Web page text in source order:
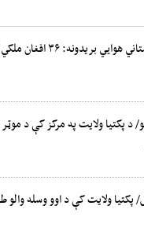
بریدونه: ۳۶ افغان ملکي وګړي وژل شوي
د پکتیا ولایت په مرکز کې د
ولایت کې د اوو وسله والو